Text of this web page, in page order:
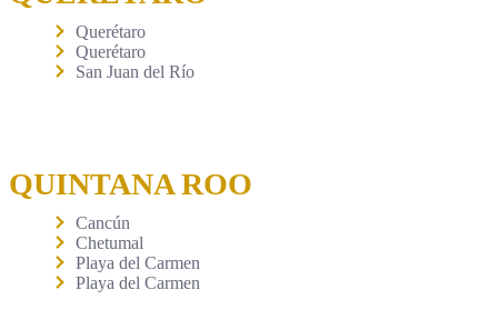
Querétaro
Querétaro
San Juan del Río
QUINTANA ROO
Cancún
Chetumal
Playa del Carmen
Playa del Carmen